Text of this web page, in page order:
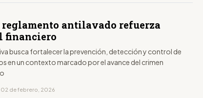
reglamento antilavado refuerza
financiero
busca fortalecer la prevención, detección y control de
en un contexto marcado por el avance del crimen
02 de febrero, 2026